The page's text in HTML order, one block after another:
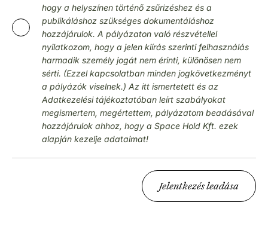
hogy a helyszínen történő zsűrizéshez és a
publikáláshoz szükséges dokumentáláshoz
hozzájárulok. A pályázaton való részvétellel
nyilatkozom, hogy a jelen kiírás szerinti felhasználás
harmadik személy jogát nem érinti, különösen nem
sérti. (Ezzel kapcsolatban minden jogkövetkezményt
a pályázók viselnek.) Az itt ismertetett és az
Adatkezelési tájékoztatóban leírt szabályokat
megismertem, megértettem, pályázatom beadásával
hozzájárulok ahhoz, hogy a Space Hold Kft. ezek
alapján kezelje adataimat!
Jelentkezés leadása